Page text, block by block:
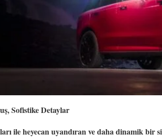
Sofistike Detaylar
ile heyecan uyandıran ve daha dinamik bir